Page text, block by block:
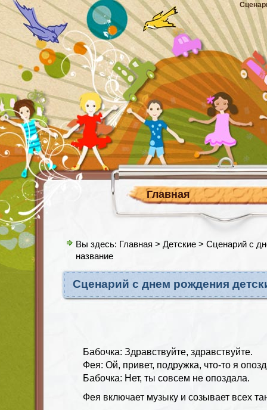
Главная
Вы здесь: Главная > Детские > Сценарий с
название
Сценарий с днем рождения
Бабочка: Здравствуйте, здравствуйте.
Фея: Ой, привет, подружка, что-то я
Бабочка: Нет, ты совсем не опоздала.
Фея включает музыку и созывает всех